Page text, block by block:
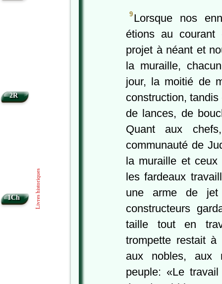
9 Lorsque nos
étions au
projet à néant et
la muraille,
jour, la moitié de
construction,
de lances, de
Quant aux
communauté de
la muraille et ceux
les fardeaux
une arme de
constructeurs
taille tout en
trompette restait
aux nobles, aux
peuple: «Le
2R
1Ch Livres historiques